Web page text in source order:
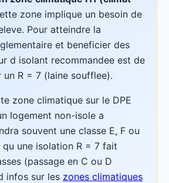
zone implique un besoin de
Pour atteindre la
et beneficier des
d isolant recommandee est de
un R = 7 (laine soufflee).
zone climatique sur le DPE
logement non-isole a
souvent une classe E, F ou
qu une isolation R = 7 fait
(passage en C ou D
infos sur les zones climatiques